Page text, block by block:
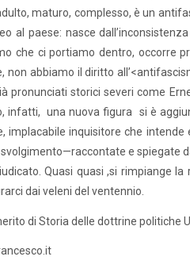
maturo, complesso, è un
al paese: nasce
che ci portiamo dentro, occorre
non abbiamo il diritto
pronunciati storici severi come
infatti, una nuova figura si è
implacabile inquisitore che
e spiegate
Quasi quasi ,si rimpiange
dai veleni del ventennio.
di Storia delle dottrine politiche